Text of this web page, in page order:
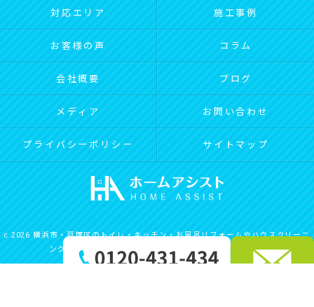
対応エリア 施工事例
お客様の声 コラム
会社概要 ブログ
メディア お問い合わせ
プライバシーポリシー サイトマップ
c 2026 横浜市・戸塚区のトイレ・キッチン・お風呂リフォームやハウスクリーニ
ングは合同会社ホームアシスト ALL RIGHTS RESERVED.